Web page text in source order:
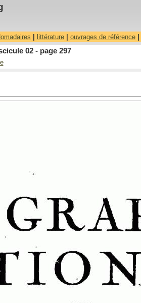
littérature| ouvrages de référence|
02 - page 297